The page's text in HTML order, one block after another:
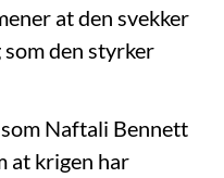
at den svekker
den styrker
Naftali Bennett
at krigen har